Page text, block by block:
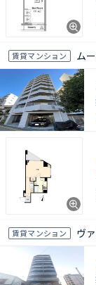
賃貸マンション ム
賃貸マンション ヴ